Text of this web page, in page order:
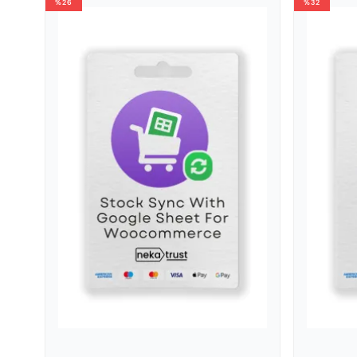
%26 %32